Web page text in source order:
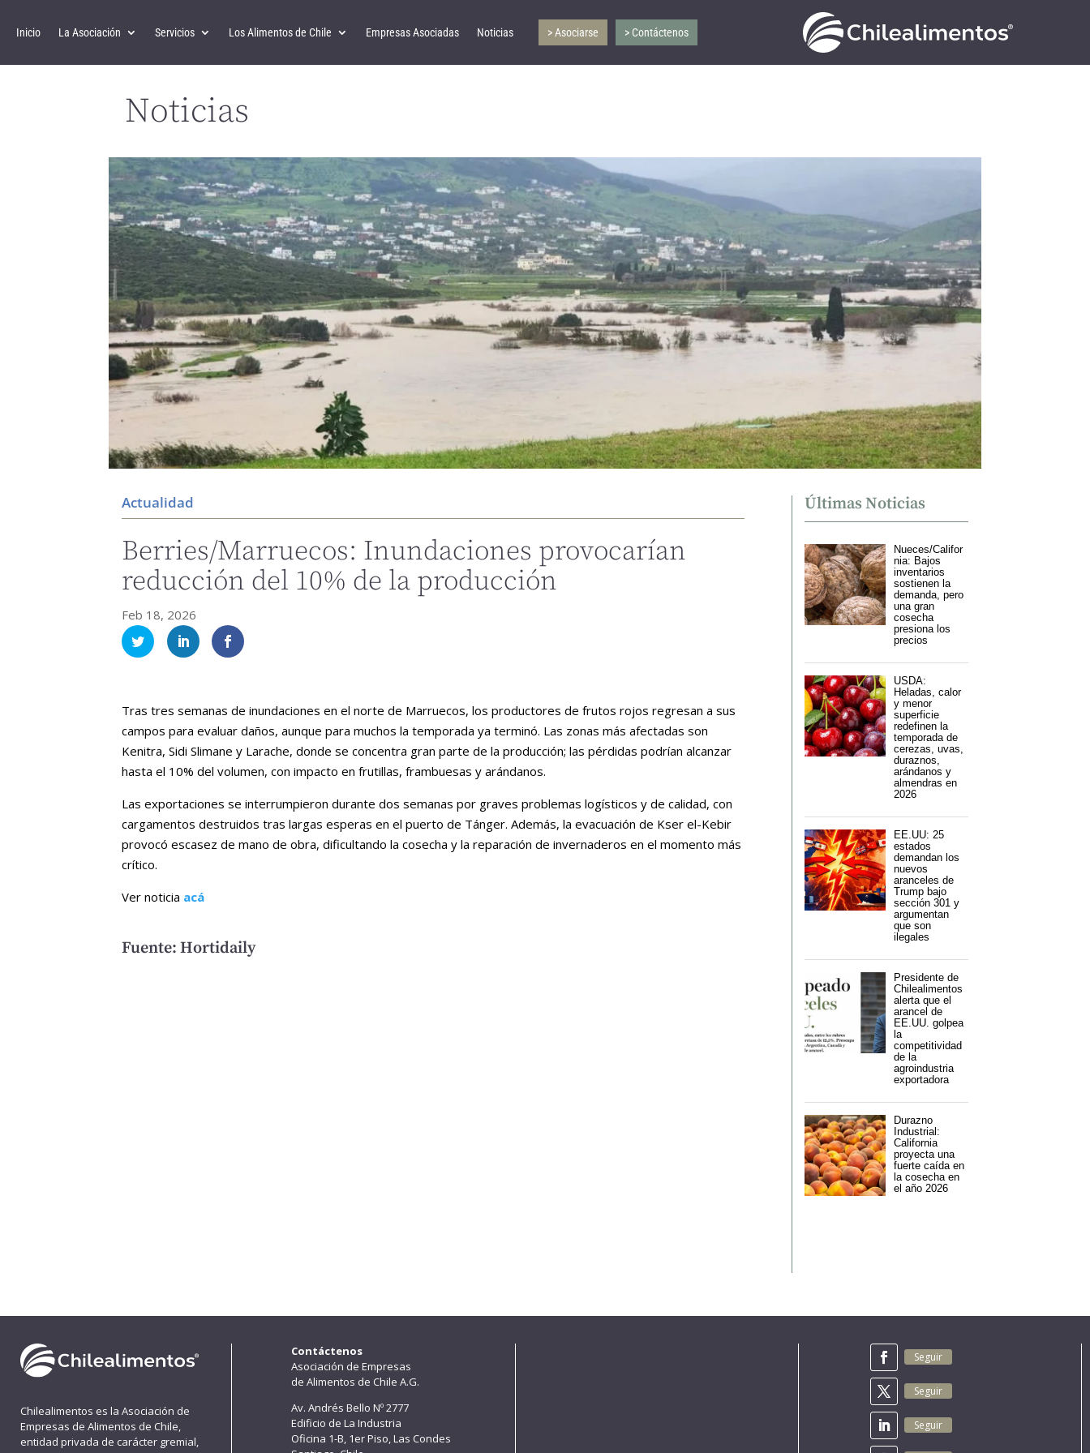
Inicio La Asociación Servicios Los Alimentos de Chile Empresas Asociadas Noticias > Asociarse > Contáctenos
Noticias
Actualidad
Berries/Marruecos: Inundaciones provocarían
reducción del 10% de la producción
Feb 18, 2026
Tras tres semanas de inundaciones en el norte de Marruecos, los productores de frutos rojos regresan a sus
campos para evaluar daños, aunque para muchos la temporada ya terminó. Las zonas más afectadas son
Kenitra, Sidi Slimane y Larache, donde se concentra gran parte de la producción; las pérdidas podrían alcanzar
hasta el 10% del volumen, con impacto en frutillas, frambuesas y arándanos.
Las exportaciones se interrumpieron durante dos semanas por graves problemas logísticos y de calidad, con
cargamentos destruidos tras largas esperas en el puerto de Tánger. Además, la evacuación de Kser el-Kebir
provocó escasez de mano de obra, dificultando la cosecha y la reparación de invernaderos en el momento más
crítico.
Ver noticia acá
Fuente: Hortidaily
Últimas Noticias
Nueces/Califor
nia: Bajos
inventarios
sostienen la
demanda, pero
una gran
cosecha
presiona los
precios
USDA:
Heladas, calor
y menor
superficie
redefinen la
temporada de
cerezas, uvas,
duraznos,
arándanos y
almendras en
2026
EE.UU: 25
estados
demandan los
nuevos
aranceles de
Trump bajo
sección 301 y
argumentan
que son
ilegales
Presidente de
Chilealimentos
alerta que el
arancel de
EE.UU. golpea
la
competitividad
de la
agroindustria
exportadora
Durazno
Industrial:
California
proyecta una
fuerte caída en
la cosecha en
el año 2026
Chilealimentos es la Asociación de
Empresas de Alimentos de Chile,
entidad privada de carácter gremial,
Contáctenos
Asociación de Empresas
de Alimentos de Chile A.G.
Av. Andrés Bello Nº 2777
Edificio de La Industria
Oficina 1-B, 1er Piso, Las Condes
Seguir
Seguir
Seguir